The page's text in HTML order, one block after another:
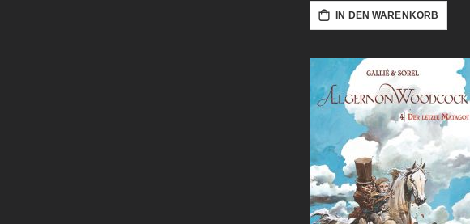
IN DEN WARENKORB